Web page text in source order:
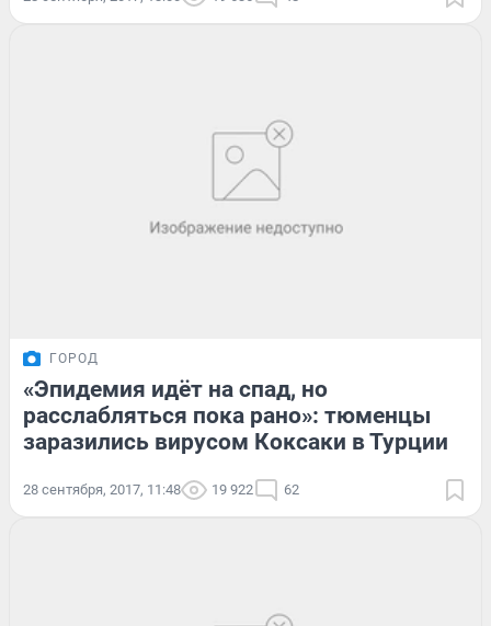
ГОРОД
«Эпидемия идёт на спад, но
расслабляться пока рано»: тюменцы
заразились вирусом Коксаки в Турции
28 сентября, 2017, 11:48 19 922 62